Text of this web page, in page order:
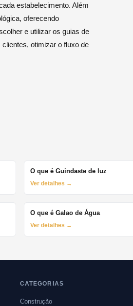
estabelecimento. Além
oferecendo
e utilizar os guias de
otimizar o fluxo de
O que é Guindaste de luz
Ver detalhes →
O que é Galao de Água
Ver detalhes →
CATEGORIAS
Construção